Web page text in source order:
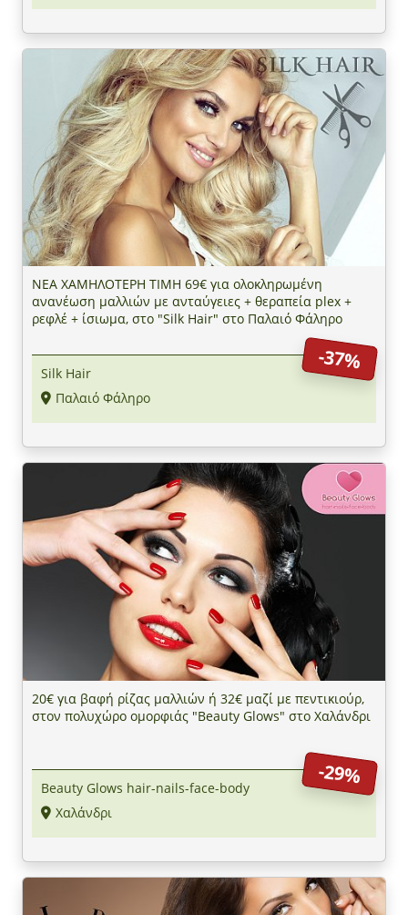
ΝΕΑ ΧΑΜΗΛΟΤΕΡΗ ΤΙΜΗ 69€ για ολοκληρωμένη
ανανέωση μαλλιών με ανταύγειες + θεραπεία plex +
ρεφλέ + ίσιωμα, στο "Silk Hair" στο Παλαιό Φάληρο
-37%
Silk Hair
Παλαιό Φάληρο
20€ για βαφή ρίζας μαλλιών ή 32€ μαζί με πεντικιούρ,
στον πολυχώρο ομορφιάς "Beauty Glows" στο Χαλάνδρι
-29%
Beauty Glows hair-nails-face-body
Χαλάνδρι